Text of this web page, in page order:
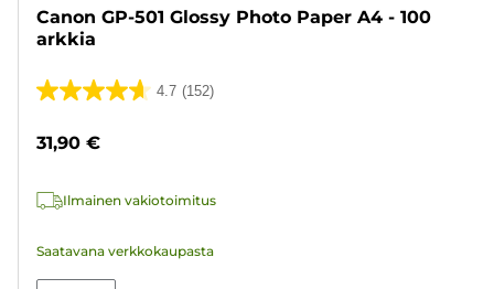
Canon GP-501 Glossy Photo Paper A4 - 100
arkkia
4.7 (152)
4.7/5
152
31,90 €
Ilmainen vakiotoimitus
Saatavana verkkokaupasta